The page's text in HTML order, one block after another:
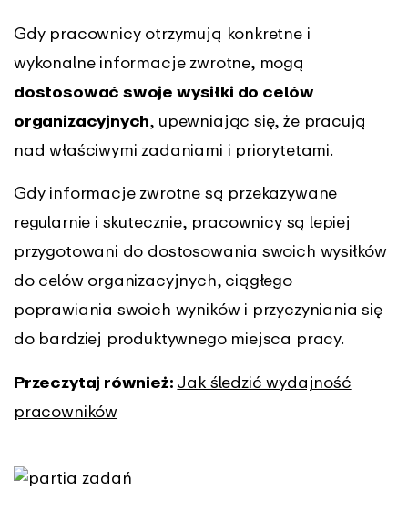
Gdy pracownicy otrzymują konkretne i
wykonalne informacje zwrotne, mogą
dostosować swoje wysiłki do celów
organizacyjnych, upewniając się, że pracują
nad właściwymi zadaniami i priorytetami.
Gdy informacje zwrotne są przekazywane
regularnie i skutecznie, pracownicy są lepiej
przygotowani do dostosowania swoich wysiłków
do celów organizacyjnych, ciągłego
poprawiania swoich wyników i przyczyniania się
do bardziej produktywnego miejsca pracy.
Przeczytaj również: Jak śledzić wydajność
pracowników